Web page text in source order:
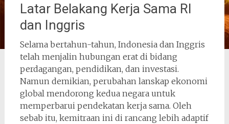
Latar Belakang Kerja Sama RI
dan Inggris
Selama bertahun-tahun, Indonesia dan Inggris
telah menjalin hubungan erat di bidang
perdagangan, pendidikan, dan investasi.
Namun demikian, perubahan lanskap ekonomi
global mendorong kedua negara untuk
memperbarui pendekatan kerja sama. Oleh
sebab itu, kemitraan ini di rancang lebih adaptif